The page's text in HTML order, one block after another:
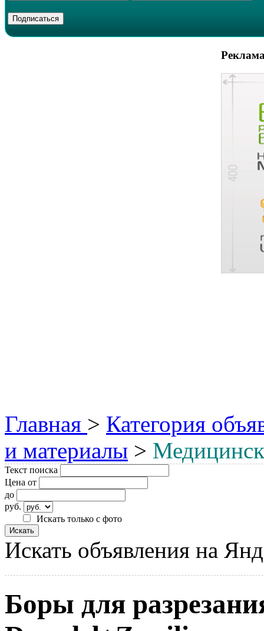
Главная > Категория
и материалы >
Текст поиска
Цена от
до
руб.
Искать только с фото
Искать объявления на
Боры для